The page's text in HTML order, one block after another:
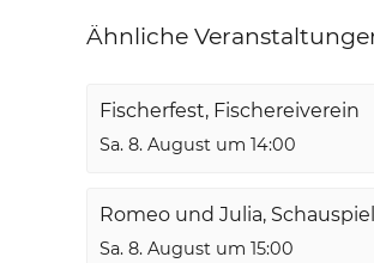
Ähnliche
Fischerfest, Fischereiverein
Sa. 8. August um 14:00
Romeo und Julia, Schauspiel
Sa. 8. August um 15:00